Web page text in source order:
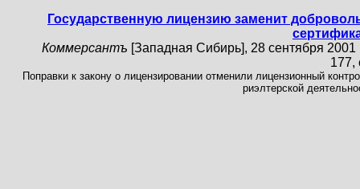
Государственную лицензию заменит
Коммерсантъ [Западная Сибирь], 28 сентября 2001
177,
Поправки к закону о лицензировании отменили лицензионный
риэлтерской